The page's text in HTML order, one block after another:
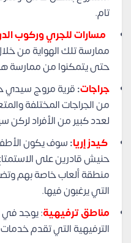
تام.
مسارات للجري وركوب
ممارسة تلك الهواية من
حتى يتمكنوا من ممارسة
جراجات:قرية مروج سيدي
من الجراجات المختلفة
لعدد كبير من الأفراد لركن
كيدز إريا:سوف يكون
حنيش قادرين على
منطقة ألعاب خاصة بهم
التي يرغبون فيها.
مناطق ترفيهية: يوجد في
الترفيهية التي تقدم خدمات